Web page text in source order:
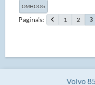
OMHOOG
Pagina's 1 2 3
Volvo